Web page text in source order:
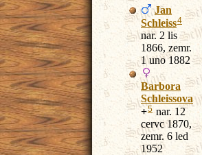
Jan
Schleiss4
nar. 2 lis
1866, zemr.
1 uno 1882
Barbora
Schleissova
+5nar. 12
cervc 1870,
zemr. 6 led
1952